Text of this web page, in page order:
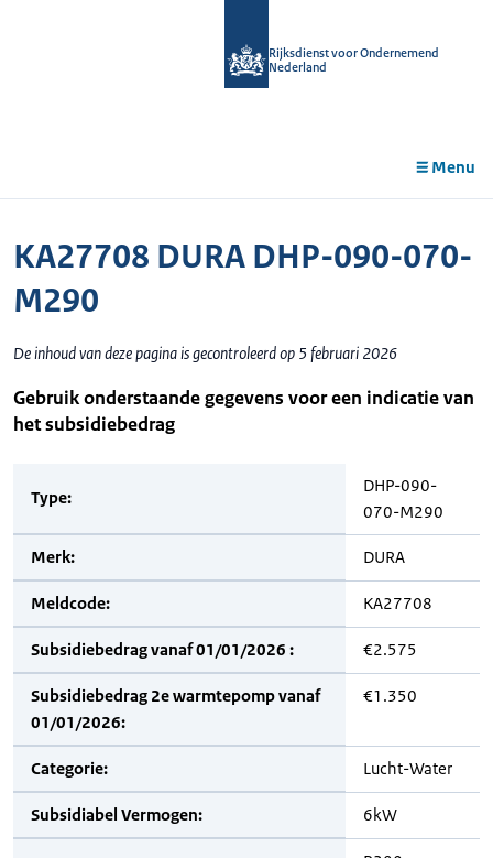
Rijksdienst voor Ondernemend
Nederland
Menu
KA27708 DURA DHP-090-070-
M290
De inhoud van deze pagina is gecontroleerd op 5 februari 2026
Gebruik onderstaande gegevens voor een indicatie van
het subsidiebedrag
Type:
DHP-090-
070-M290
Merk: DURA
Meldcode: KA27708
Subsidiebedrag vanaf 01/01/2026 : €2.575
Subsidiebedrag 2e warmtepomp vanaf
01/01/2026:
€1.350
Categorie: Lucht-Water
Subsidiabel Vermogen: 6kW